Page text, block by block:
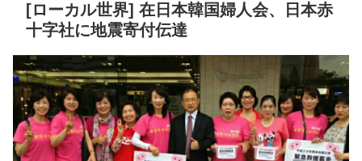
[ローカル世界] 在日本韓国婦人会、日本赤
十字社に地震寄付伝達